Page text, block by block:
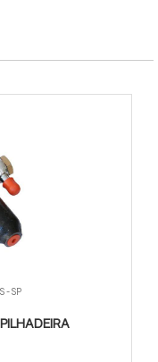
- SP